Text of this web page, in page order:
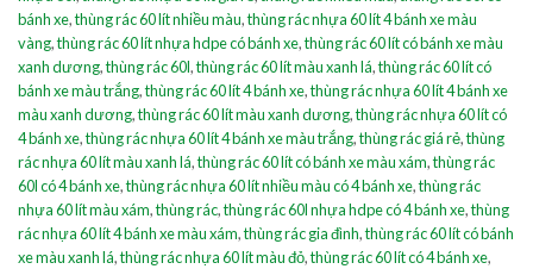
bánh xe,thùng rác 60 lít nhiều màu,thùng rác nhựa 60 lít 4 bánh xe màu
vàng,thùng rác 60 lít nhựa hdpe có bánh xe,thùng rác 60 lít có bánh xe màu
xanh dương,thùng rác 60l,thùng rác 60 lít màu xanh lá,thùng rác 60 lít có
bánh xe màu trắng,thùng rác 60 lít 4 bánh xe,thùng rác nhựa 60 lít 4 bánh xe
màu xanh dương,thùng rác 60 lít màu xanh dương,thùng rác nhựa 60 lít có
4 bánh xe,thùng rác nhựa 60 lít 4 bánh xe màu trắng,thùng rác giá rẻ,thùng
rác nhựa 60 lít màu xanh lá,thùng rác 60 lít có bánh xe màu xám,thùng rác
60l có 4 bánh xe,thùng rác nhựa 60 lít nhiều màu có 4 bánh xe,thùng rác
nhựa 60 lít màu xám,thùng rác,thùng rác 60l nhựa hdpe có 4 bánh xe,thùng
rác nhựa 60 lít 4 bánh xe màu xám,thùng rác gia đình,thùng rác 60 lít có bánh
xe màu xanh lá,thùng rác nhựa 60 lít màu đỏ,thùng rác 60 lít có 4 bánh xe,